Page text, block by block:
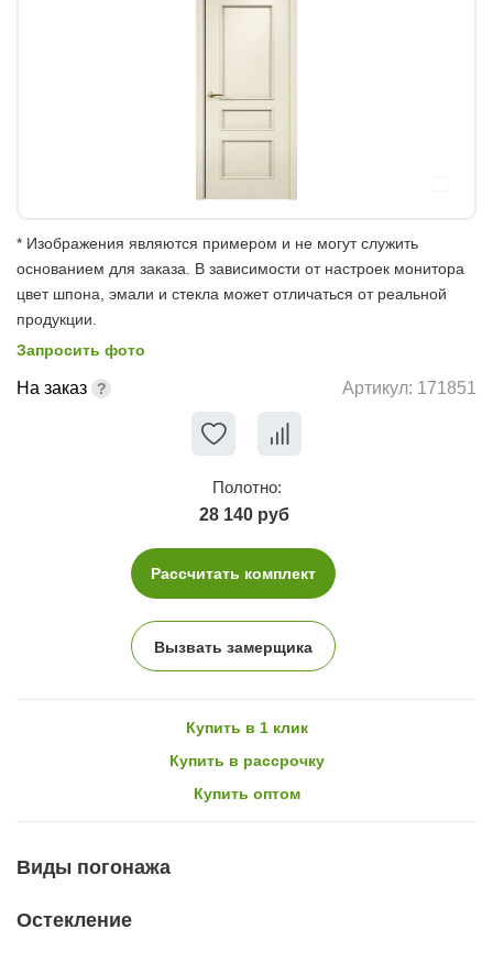
* Изображения являются примером и не могут служить
основанием для заказа. В зависимости от настроек монитора
цвет шпона, эмали и стекла может отличаться от реальной
продукции.
Запросить фото
На заказ Артикул: 171851
Полотно:
28 140 руб
Рассчитать комплект
Вызвать замерщика
Купить в 1 клик
Купить в рассрочку
Купить оптом
Виды погонажа
Остекление